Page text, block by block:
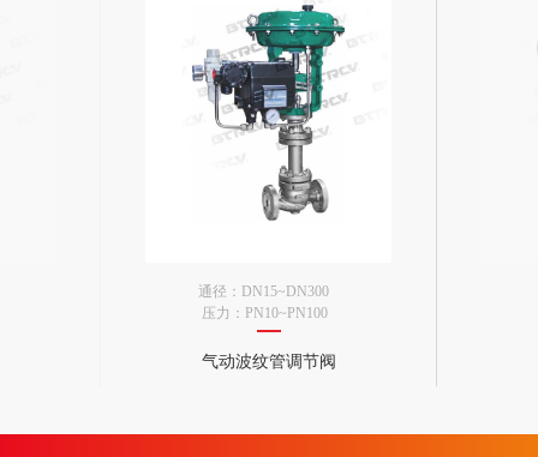
通径：DN15~DN300
压力：PN10~PN100
标准：GB、JB、HG、ANSI、JIS
气动波纹管调节阀